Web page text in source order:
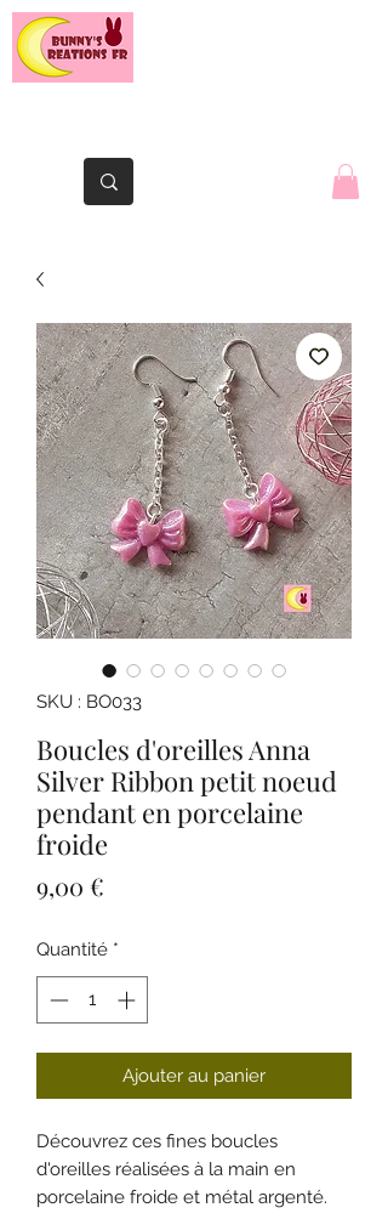
SKU : BO033
Boucles d'oreilles Anna
Silver Ribbon petit noeud
pendant en porcelaine
froide
9,00 €
Quantité *
Ajouter au panier
Découvrez ces fines boucles
d'oreilles réalisées à la main en
porcelaine froide et métal argenté.